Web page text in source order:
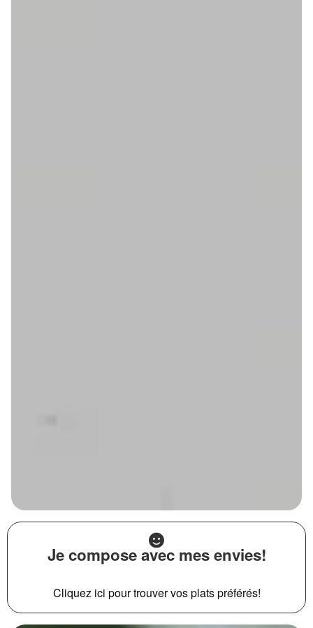
Je compose avec mes envies!
Cliquez ici pour trouver vos plats préférés!